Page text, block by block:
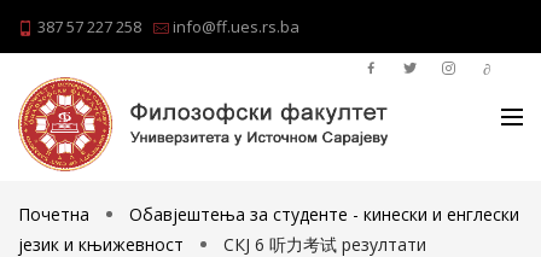
387 57 227 258 info@ff.ues.rs.ba
Почетна
Обавјештења за студенте - кинески и енглески
језик и књижевност
СКЈ 6 听力考试 резултати